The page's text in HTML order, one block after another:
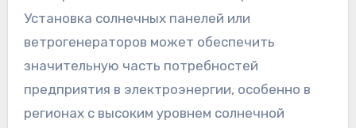
Установка солнечных панелей или
ветрогенераторов может обеспечить
значительную часть потребностей
предприятия в электроэнергии, особенно в
регионах с высоким уровнем солнечной